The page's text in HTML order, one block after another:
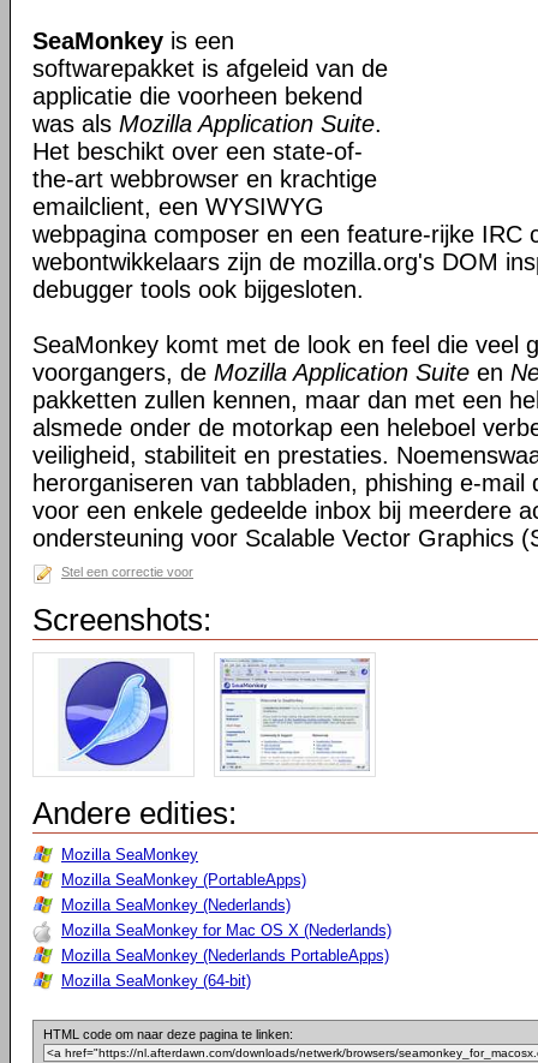
SeaMonkey is een
softwarepakket is afgeleid van de
applicatie die voorheen bekend
was als Mozilla Application Suite.
Het beschikt over een state-of-
the-art webbrowser en krachtige
emailclient, een WYSIWYG
webpagina composer en een feature-rijke IRC
webontwikkelaars zijn de mozilla.org's DOM
debugger tools ook bijgesloten.
SeaMonkey komt met de look en feel die veel
voorgangers, de Mozilla Application Suite en
pakketten zullen kennen, maar dan met een
alsmede onder de motorkap een heleboel
veiligheid, stabiliteit en prestaties.
herorganiseren van tabbladen, phishing e-mail
voor een enkele gedeelde inbox bij meerdere
ondersteuning voor Scalable Vector Graphics
Stel een correctie voor
Screenshots:
Andere edities:
Mozilla SeaMonkey
Mozilla SeaMonkey (PortableApps)
Mozilla SeaMonkey (Nederlands)
Mozilla SeaMonkey for Mac OS X (Nederlands)
Mozilla SeaMonkey (Nederlands PortableApps)
Mozilla SeaMonkey (64-bit)
HTML code om naar deze pagina te linken: